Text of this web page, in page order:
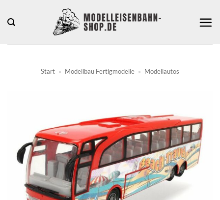
Inhalt
Start » Modellbau Fertigmodelle » Modellautos